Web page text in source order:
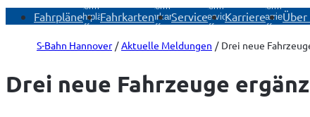
Fahrpläne
Untermenü
Fahrpläne
öffnen
Fahrkarten
Untermenü
Fahrkarten
öffnen
Service
Untermenü
Service
öffnen
Karriere
Untermenü
Karriere
öffnen
Über
S-Bahn Hannover Aktuelle Meldungen Drei neue
Drei neue Fahrzeuge